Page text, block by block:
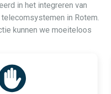
in het integreren van
in Rotem.
kunnen we moeiteloos